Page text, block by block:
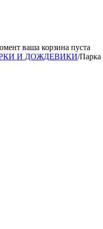
ваша корзина пуста
И ДОЖДЕВИКИ/